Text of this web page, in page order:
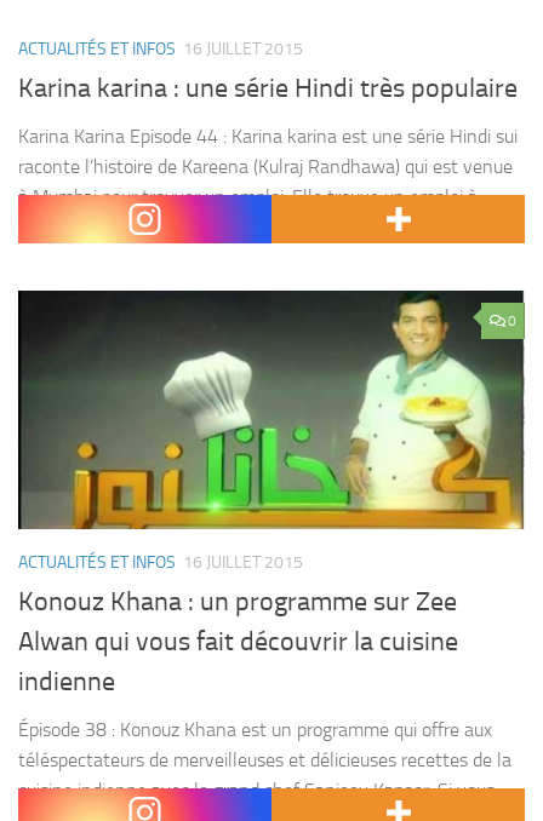
ACTUALITÉS ET INFOS 16 JUILLET 2015
Karina karina : une série Hindi très populaire
Karina Karina Episode 44 : Karina karina est une série Hindi sui
raconte l’histoire de Kareena (Kulraj Randhawa) qui est venue
à Mumbai pour trouver un emploi. Elle trouve un emploi à
Chamatkar Soaps qui...
0
ACTUALITÉS ET INFOS 16 JUILLET 2015
Konouz Khana : un programme sur Zee
Alwan qui vous fait découvrir la cuisine
indienne
Épisode 38 : Konouz Khana est un programme qui offre aux
téléspectateurs de merveilleuses et délicieuses recettes de la
cuisine indienne avec le grand chef Sanjeev Kapoor. Si vous